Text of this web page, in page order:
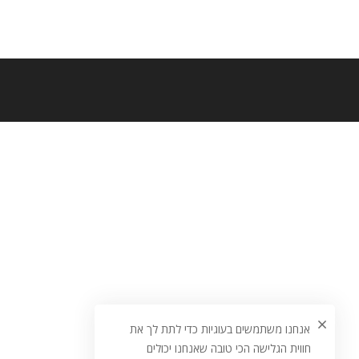
אנחנו משתמשים בעוגיות כדי לתת לך את
חווית הגלישה הכי טובה שאנחנו יכולים